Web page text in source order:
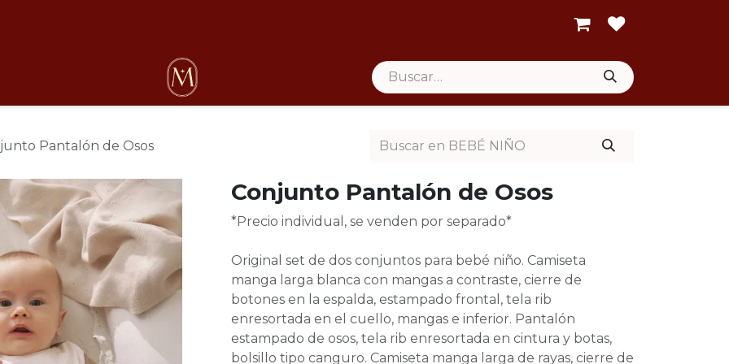
Pantalón de Osos
Conjunto Pantalón de Osos
*Precio individual, se venden por separado*
Original set de dos conjuntos para bebé niño. Camiseta
manga larga blanca con mangas a contraste, cierre de
botones en la espalda, estampado frontal, tela rib
enresortada en el cuello, mangas e inferior. Pantalón
estampado de osos, tela rib enresortada en cintura y botas,
bolsillo tipo canguro. Camiseta manga larga de rayas, cierre de